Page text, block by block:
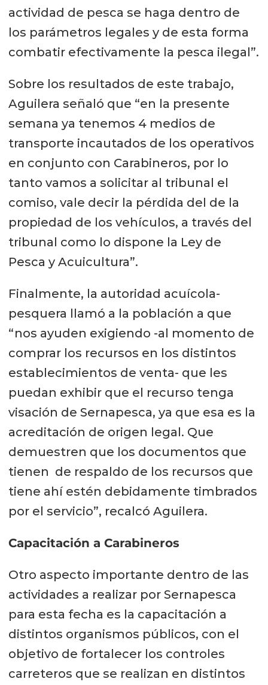
actividad de pesca se haga dentro de
los parámetros legales y de esta forma
combatir efectivamente la pesca ilegal”.
Sobre los resultados de este trabajo,
Aguilera señaló que “en la presente
semana ya tenemos 4 medios de
transporte incautados de los operativos
en conjunto con Carabineros, por lo
tanto vamos a solicitar al tribunal el
comiso, vale decir la pérdida del de la
propiedad de los vehículos, a través del
tribunal como lo dispone la Ley de
Pesca y Acuicultura”.
Finalmente, la autoridad acuícola-
pesquera llamó a la población a que
“nos ayuden exigiendo -al momento de
comprar los recursos en los distintos
establecimientos de venta- que les
puedan exhibir que el recurso tenga
visación de Sernapesca, ya que esa es la
acreditación de origen legal. Que
demuestren que los documentos que
tienen de respaldo de los recursos que
tiene ahí estén debidamente timbrados
por el servicio”, recalcó Aguilera.
Capacitación a Carabineros
Otro aspecto importante dentro de las
actividades a realizar por Sernapesca
para esta fecha es la capacitación a
distintos organismos públicos, con el
objetivo de fortalecer los controles
carreteros que se realizan en distintos